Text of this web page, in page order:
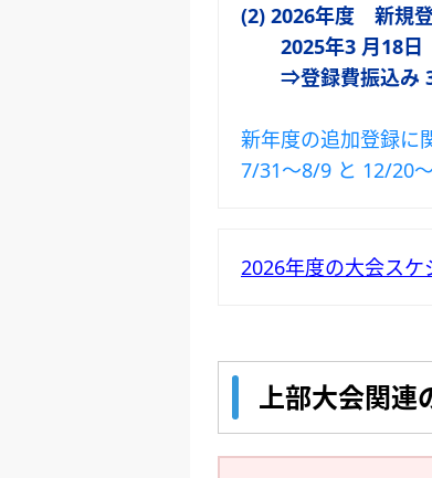
(2) 2026年度 新規
2025年3 月18日
⇒登録費振込み
新年度の追加登録に
7/31～8/9 と 12/20
2026年度の大会スケ
上部大会関連